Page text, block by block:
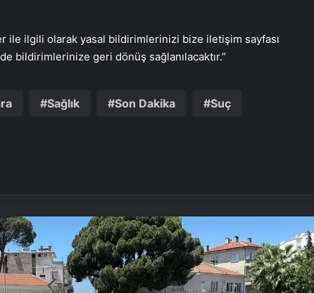
ile ilgili olarak yasal bildirimlerinizi bize iletişim sayfası
bildirimlerinize geri dönüş sağlanılacaktır.”
Sağlık Son Dakika Suç
Aydın’da Uyuşturucu Operasyonu: 15
Antalya’da Korku Evinde Yangın: 3
Çalışan Yaralandı